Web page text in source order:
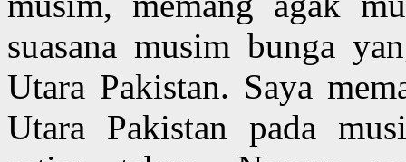
suasana musim bunga
Utara Pakistan. Saya
Utara Pakistan pada